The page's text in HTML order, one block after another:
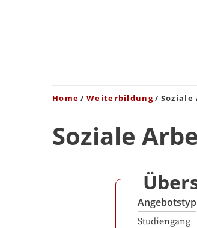
Home Weiterbildung Soziale
Soziale
Angebotstyp
Studiengang